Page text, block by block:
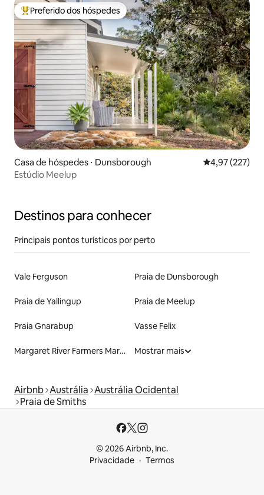
Entre os melhores preferidos dos hóspedes
Preferido dos hóspedes
Casa de hóspedes ⋅ Dunsborough 4,97 de uma
4,97 (227)
Estúdio Meelup
Destinos para conhecer
Principais pontos turísticos por perto
Vale Ferguson Praia de Dunsborough
Praia de Yallingup Praia de Meelup
Praia Gnarabup Vasse Felix
Margaret River Farmers Market Mostrar mais
Airbnb Austrália Austrália Ocidental
Praia de Smiths
© 2026 Airbnb, Inc.
Privacidade
Termos